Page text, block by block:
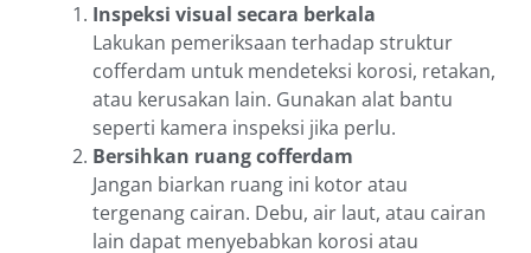
Inspeksi visual secara berkala
Lakukan pemeriksaan terhadap struktur
cofferdam untuk mendeteksi korosi, retakan,
atau kerusakan lain. Gunakan alat bantu
seperti kamera inspeksi jika perlu.
Bersihkan ruang cofferdam
Jangan biarkan ruang ini kotor atau
tergenang cairan. Debu, air laut, atau cairan
lain dapat menyebabkan korosi atau